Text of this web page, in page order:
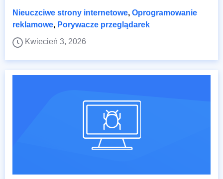
Nieuczciwe strony internetowe, Oprogramowanie
reklamowe, Porywacze przeglądarek
Kwiecień 3, 2026